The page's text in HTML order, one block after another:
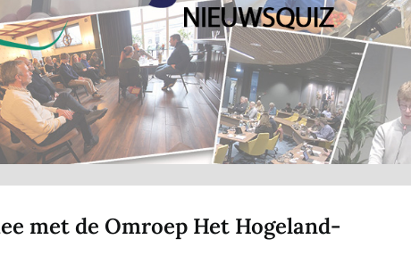
met de Omroep Het Hogeland-